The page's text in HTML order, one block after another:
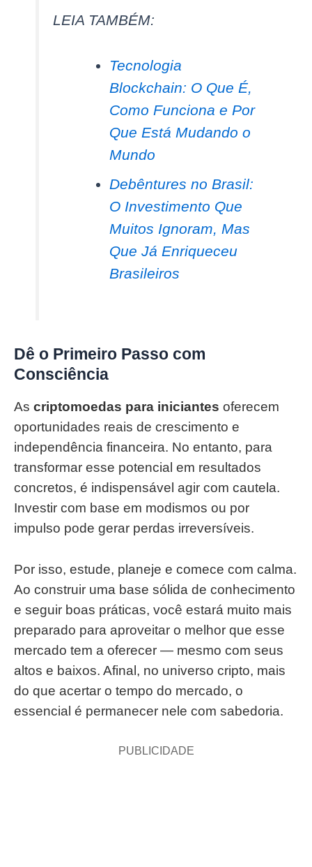
LEIA TAMBÉM:
Tecnologia
Blockchain: O Que É,
Como Funciona e Por
Que Está Mudando o
Mundo
Debêntures no Brasil:
O Investimento Que
Muitos Ignoram, Mas
Que Já Enriqueceu
Brasileiros
Dê o Primeiro Passo com
Consciência
As criptomoedas para iniciantes oferecem
oportunidades reais de crescimento e
independência financeira. No entanto, para
transformar esse potencial em resultados
concretos, é indispensável agir com cautela.
Investir com base em modismos ou por
impulso pode gerar perdas irreversíveis.
Por isso, estude, planeje e comece com calma.
Ao construir uma base sólida de conhecimento
e seguir boas práticas, você estará muito mais
preparado para aproveitar o melhor que esse
mercado tem a oferecer — mesmo com seus
altos e baixos. Afinal, no universo cripto, mais
do que acertar o tempo do mercado, o
essencial é permanecer nele com sabedoria.
PUBLICIDADE